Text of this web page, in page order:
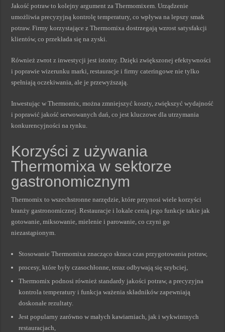
Jakość potraw to kolejny argument za Thermomixem. Urządzenie
umożliwia precyzyjną kontrolę temperatury, co wpływa na lepszy smak
potraw. Firmy korzystające z Thermomixa dostrzegają wzrost satysfakcji
klientów, co przekłada się na zyski.
Również zwrot z inwestycji jest istotny. Dzięki zwiększonej efektywności
i poprawie wizerunku marki, restauracje i firmy cateringowe nie tylko
spełniają oczekiwania, ale je przewyższają.
Inwestując w Thermomix, można zmniejszyć koszty, zwiększyć wydajność
i poprawić jakość serwowanych dań, co jest kluczowe dla utrzymania
konkurencyjności na rynku.
Korzyści z używania
Thermomixa w sektorze
gastronomicznym
Thermomix to wszechstronne narzędzie, które przynosi wiele korzyści
branży gastronomicznej. Restauracje i lokale cenią jego funkcje takie jak
gotowanie, miksowanie, mielenie i parowanie, co czyni go
niezastąpionym.
Stosowanie Thermomixa znacząco skraca czas przygotowania potraw,
procesy, które były czasochłonne, teraz odbywają się szybciej,
Thermomix podnosi również standardy jakości potraw, a precyzyjna
kontrola temperatury i funkcja ważenia składników zapewniają
doskonałe rezultaty.
Jest popularny zarówno w małych kawiarniach, jak i wykwintnych
restauracjach,